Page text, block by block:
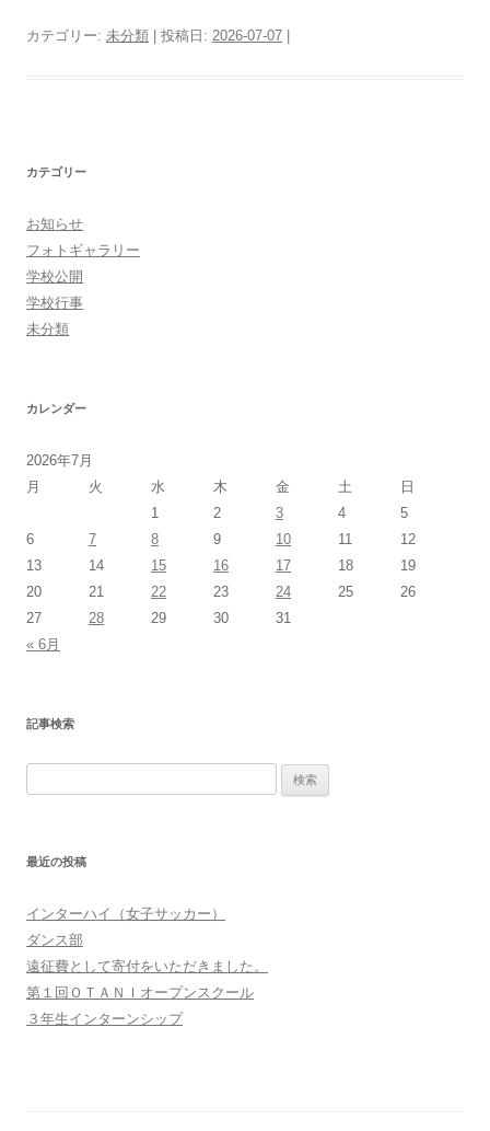
カテゴリー: 未分類 | 投稿日: 2026-07-07
カテゴリー
お知らせ
フォトギャラリー
学校公開
学校行事
未分類
カレンダー
2026年7月
月
火 水 木 金 土
日
1
2 3 4
5
6
7 8 9 10 11
12
13
14 15 16 17 18
19
20
21 22 23 24 25
26
27
28 29 30
31
« 6月
記事検索
最近の投稿
インターハイ（女子サッカー）
ダンス部
遠征費として寄付をいただきました。
第１回ＯＴＡＮＩオープンスクール
３年生インターンシップ